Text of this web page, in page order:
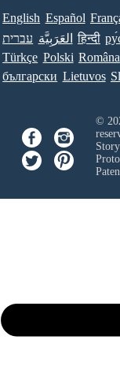
English Español
עברית العَرَبِيَّة हिन्दी
Türkçe Polski Româna
български Lietuvos
©